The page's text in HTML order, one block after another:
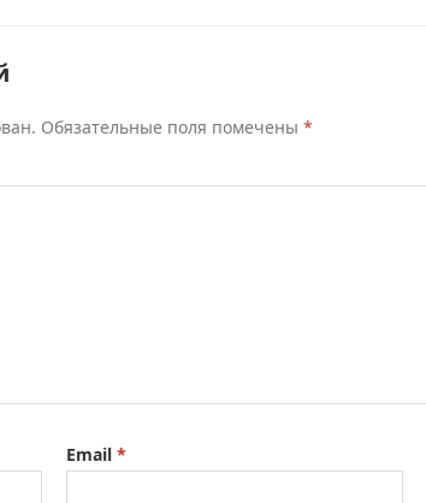
Обязательные поля помечены *
Email *